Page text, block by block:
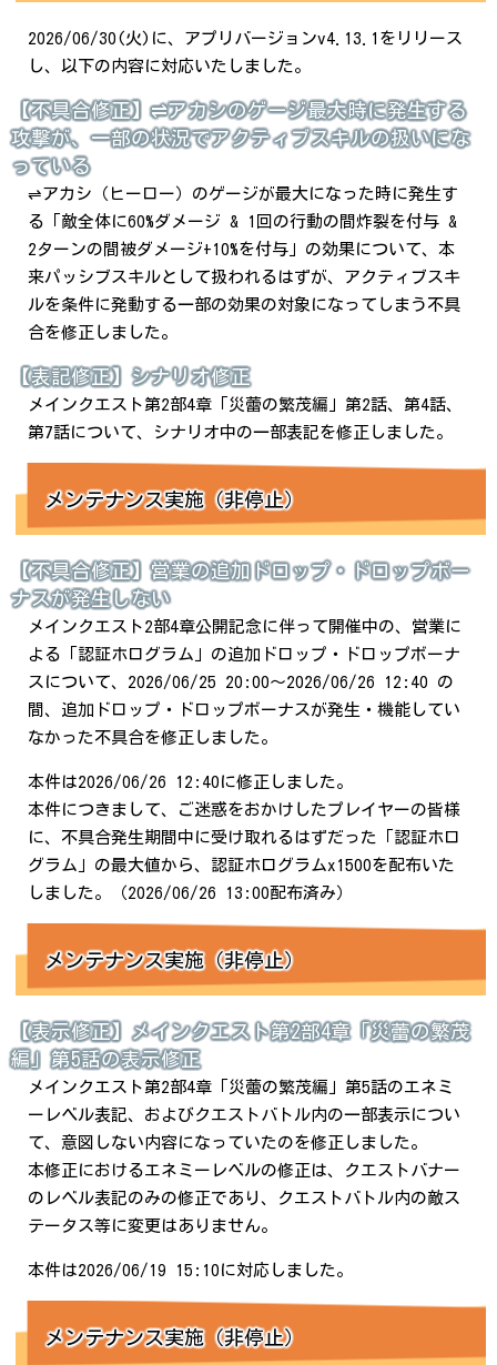
2026/06/30(火)に、アプリバージョンv4.13.1をリリース
し、以下の内容に対応いたしました。
【不具合修正】⇌アカシのゲージ最大時に発生する
攻撃が、一部の状況でアクティブスキルの扱いにな
っている
⇌アカシ（ヒーロー）のゲージが最大になった時に発生す
る「敵全体に60%ダメージ & 1回の行動の間炸裂を付与 &
2ターンの間被ダメージ+10%を付与」の効果について、本
来パッシブスキルとして扱われるはずが、アクティブスキ
ルを条件に発動する一部の効果の対象になってしまう不具
合を修正しました。
【表記修正】シナリオ修正
メインクエスト第2部4章「災蕾の繁茂編」第2話、第4話、
第7話について、シナリオ中の一部表記を修正しました。
メンテナンス実施（非停止）
【不具合修正】営業の追加ドロップ・ドロップボー
ナスが発生しない
メインクエスト2部4章公開記念に伴って開催中の、営業に
よる「認証ホログラム」の追加ドロップ・ドロップボーナ
スについて、2026/06/25 20:00～2026/06/26 12:40 の
間、追加ドロップ・ドロップボーナスが発生・機能してい
なかった不具合を修正しました。
本件は2026/06/26 12:40に修正しました。
本件につきまして、ご迷惑をおかけしたプレイヤーの皆様
に、不具合発生期間中に受け取れるはずだった「認証ホロ
グラム」の最大値から、認証ホログラムx1500を配布いた
しました。（2026/06/26 13:00配布済み）
メンテナンス実施（非停止）
【表示修正】メインクエスト第2部4章「災蕾の繁茂
編」第5話の表示修正
メインクエスト第2部4章「災蕾の繁茂編」第5話のエネミ
ーレベル表記、およびクエストバトル内の一部表示につい
て、意図しない内容になっていたのを修正しました。
本修正におけるエネミーレベルの修正は、クエストバナー
のレベル表記のみの修正であり、クエストバトル内の敵ス
テータス等に変更はありません。
本件は2026/06/19 15:10に対応しました。
メンテナンス実施（非停止）